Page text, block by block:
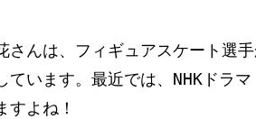
んは、フィギュアスケート選
ています。最近では、NHKドラ
すよね！